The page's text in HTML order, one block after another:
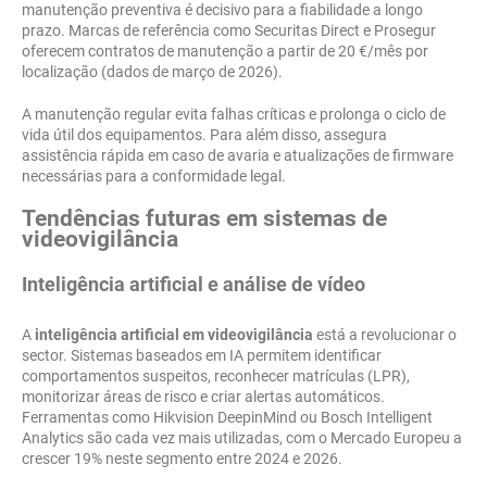
manutenção preventiva é decisivo para a fiabilidade a longo
prazo. Marcas de referência como Securitas Direct e Prosegur
oferecem contratos de manutenção a partir de 20 €/mês por
localização (dados de março de 2026).
A manutenção regular evita falhas críticas e prolonga o ciclo de
vida útil dos equipamentos. Para além disso, assegura
assistência rápida em caso de avaria e atualizações de firmware
necessárias para a conformidade legal.
Tendências futuras em sistemas de
videovigilância
Inteligência artificial e análise de vídeo
A inteligência artificial em videovigilância está a revolucionar o
sector. Sistemas baseados em IA permitem identificar
comportamentos suspeitos, reconhecer matrículas (LPR),
monitorizar áreas de risco e criar alertas automáticos.
Ferramentas como Hikvision DeepinMind ou Bosch Intelligent
Analytics são cada vez mais utilizadas, com o Mercado Europeu a
crescer 19% neste segmento entre 2024 e 2026.